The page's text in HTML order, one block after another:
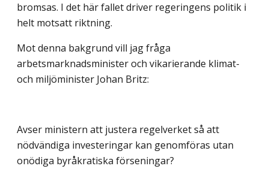
bromsas. I det här fallet driver regeringens politik i
helt motsatt riktning.
Mot denna bakgrund vill jag fråga
arbetsmarknadsminister och vikarierande klimat-
och miljöminister Johan Britz:
Avser ministern att justera regelverket så att
nödvändiga investeringar kan genomföras utan
onödiga byråkratiska förseningar?